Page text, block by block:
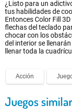
¿Listo para un
tus habilidades de
Entonces Color Fill
flechas del teclado
chocar con los
del interior se
llenar toda la
Acción
Juegos